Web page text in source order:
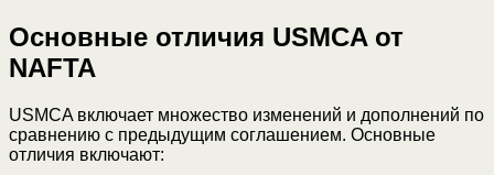
Основные отличия USMCA от
NAFTA
USMCA включает множество изменений и дополнений по
сравнению с предыдущим соглашением. Основные
отличия включают: